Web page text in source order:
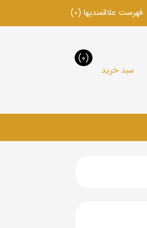
فهرست علاقمندیها (0)
سبد خرید
(0)